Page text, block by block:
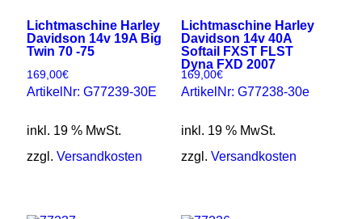
Lichtmaschine Harley
Davidson 14v 19A Big
Twin 70 -75
169,00€
ArtikelNr: G77239-30E
inkl. 19 % MwSt.
zzgl. Versandkosten
Lichtmaschine Harley
Davidson 14v 40A
Softail FXST FLST
Dyna FXD 2007
169,00€
ArtikelNr: G77238-30e
inkl. 19 % MwSt.
zzgl. Versandkosten